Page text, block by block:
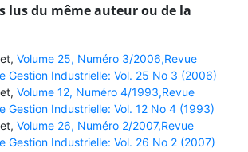
lus du même auteur ou de la
Volume 25, Numéro 3/2006,Revue
Gestion Industrielle: Vol. 25 No 3 (2006)
Volume 12, Numéro 4/1993,Revue
Gestion Industrielle: Vol. 12 No 4 (1993)
Volume 26, Numéro 2/2007,Revue
Gestion Industrielle: Vol. 26 No 2 (2007)